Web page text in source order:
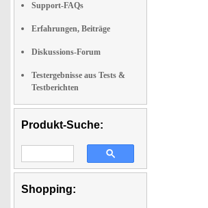
Support-FAQs
Erfahrungen, Beiträge
Diskussions-Forum
Testergebnisse aus Tests &
Testberichten
Produkt-Suche:
Shopping: